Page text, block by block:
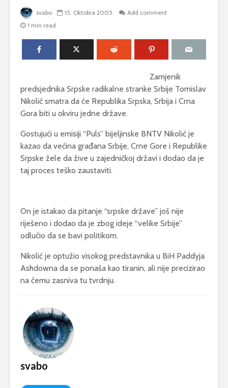
svabo 15. Oktobra 2005.
Add comment
1 min read
Zamjenik
predsjednika Srpske radikalne stranke Srbije Tomislav
Nikolić smatra da će Republika Srpska, Srbija i Crna
Gora biti u okviru jedne države.
Gostujući u emisiji “Puls” bijeljinske BNTV Nikolić je
kazao da većina građana Srbije, Crne Gore i Republike
Srpske žele da žive u zajedničkoj državi i dodao da je
taj proces teško zaustaviti.
On je istakao da pitanje “srpske države” još nije
riješeno i dodao da je zbog ideje “velike Srbije”
odlučio da se bavi politikom.
Nikolić je optužio visokog predstavnika u BiH Paddyja
Ashdowna da se ponaša kao tiranin, ali nije precizirao
na čemu zasniva tu tvrdnju.
svabo